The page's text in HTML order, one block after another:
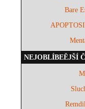
Bare
NEJOBLÍBEĚJŠÍ